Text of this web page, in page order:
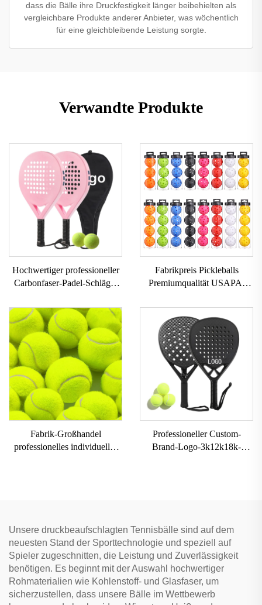
dass die Bälle ihre Druckfestigkeit länger beibehielten als
vergleichbare Produkte anderer Anbieter, was wöchentlich
für eine gleichbleibende Leistung sorgte.
Verwandte Produkte
Hochwertiger professioneller
Carbonfaser-Padel-Schläger
Outdoor-Sport-Beach-Tennis-
Schläger mit Nylonnetz EVA-
Griff
Fabrikpreis Pickleballs
Premiumqualität USAPA-
Pickleball Bälle Set 3er 4er
Pickleball Set
Fabrik-Großhandel
professionelles individuelles
Professioneller Custom-
Brand-Logo-3k12k18k-
Unsere druckbeaufschlagten Tennisbälle sind auf dem
neuesten Stand der Sporttechnologie und speziell auf
Spieler zugeschnitten, die Leistung und Zuverlässigkeit
benötigen. Es beginnt mit der Auswahl hochwertiger
Rohmaterialien wie Kohlenstoff- und Glasfaser, um
sicherzustellen, dass unsere Bälle im Wettbewerb